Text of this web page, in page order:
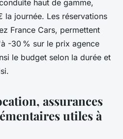
haut de gamme,
la journée. Les réservations
France Cars, permettent
-30 % sur le prix agence
le budget selon la durée et
assurances
utiles à